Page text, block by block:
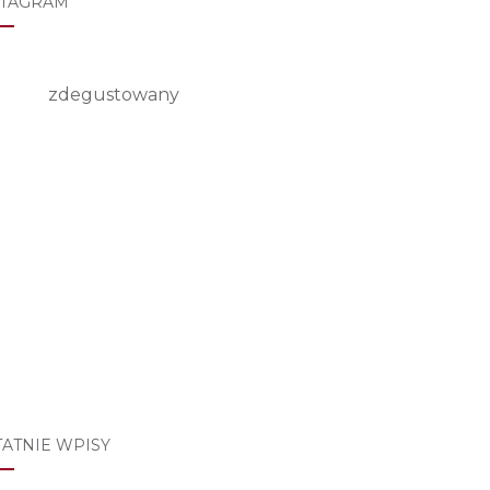
zdegustowany
WPISY